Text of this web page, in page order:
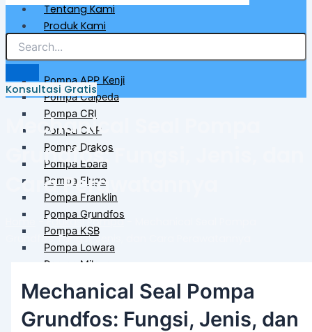
Tentang Kami
Produk Kami
Pompa Air Bersih & Industri
Pompa APP Kenji
Pompa Calpeda
Pompa CRI
Pompa CNP
Pompa Drakos
Pompa Ebara
Pompa Flugo
Pompa Franklin
Pompa Grundfos
Pompa KSB
Pompa Lowara
Pompa Milano
Pompa Wilo
Pompa Khusus & Proyek
Konsultasi Gratis
Mechanical Seal Pompa
Grundfos: Fungsi, Jenis, dan
Cara Perawatannya
-Edukasi Pompa-
Grundfos: Fungsi, Jenis, dan Cara Perawatannya
Mechanical Seal Pompa
Grundfos: Fungsi, Jenis, dan